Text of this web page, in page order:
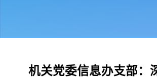
机关党委信息办支部：